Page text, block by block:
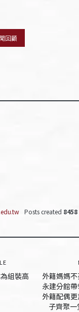
回顧
Posts created 8458
組裝高
外籍媽媽
永建分館
外籍配偶
子齊聚